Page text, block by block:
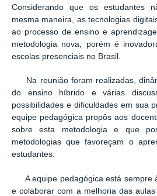
Considerando que os estudantes
mesma maneira, as tecnologias
ao processo de ensino e
metodologia nova, porém é
escolas presenciais no Brasil.
Na reunião foram realizadas,
do ensino híbrido e várias
possibilidades e dificuldades em sua
equipe pedagógica propôs aos
sobre esta metodologia e que
metodologias que favoreçam o
estudantes.
A equipe pedagógica está sempre
e colaborar com a melhoria das